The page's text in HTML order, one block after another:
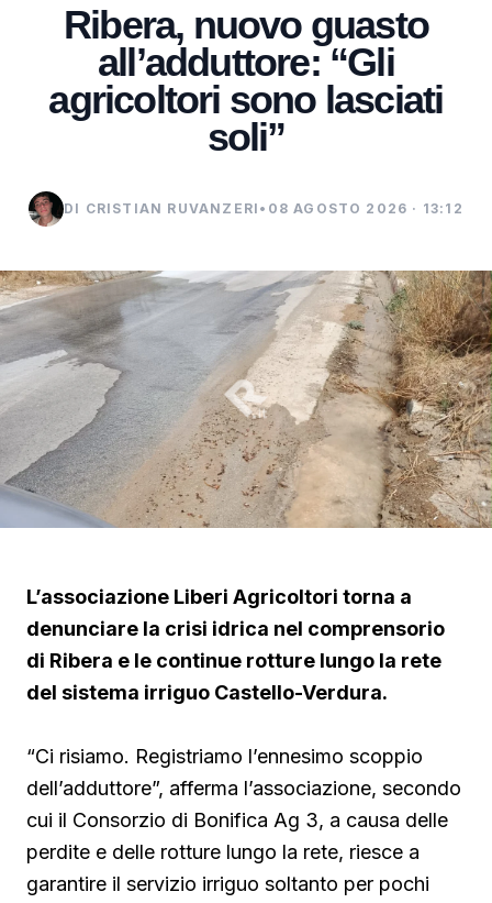
Ribera, nuovo guasto
all’adduttore: “Gli
agricoltori sono lasciati
soli”
DI CRISTIAN RUVANZERI • 08 AGOSTO 2026 · 13:12
L’associazione Liberi Agricoltori torna a
denunciare la crisi idrica nel comprensorio
di Ribera e le continue rotture lungo la rete
del sistema irriguo Castello-Verdura.
“Ci risiamo. Registriamo l’ennesimo scoppio
dell’adduttore”, afferma l’associazione, secondo
cui il Consorzio di Bonifica Ag 3, a causa delle
perdite e delle rotture lungo la rete, riesce a
garantire il servizio irriguo soltanto per pochi